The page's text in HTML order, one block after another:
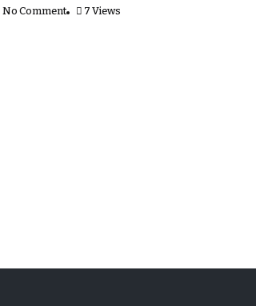
No Comment 7 Views